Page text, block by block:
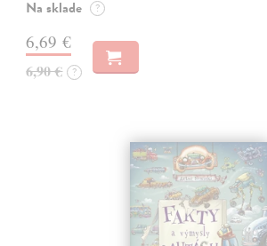
Na sklade ?
6,69 €
6,90 € ?